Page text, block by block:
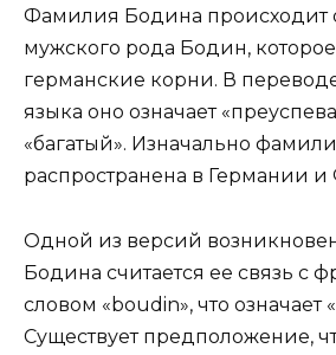
Фамилия Бодина происходит
мужского рода Бодин,
германские корни. В
языка оно означает
«багатый». Изначально
распространена в Германии
Одной из версий
Бодина считается ее связь с
словом «boudin», что означает
Существует предположение,